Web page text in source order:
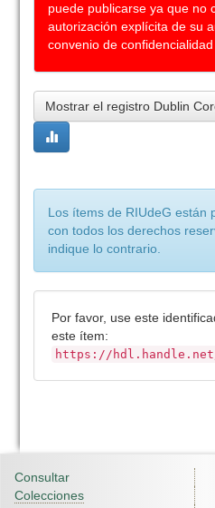
puede publicarse ya que no
autorización explícita de su
convenio de confidencialidad
Mostrar el registro Dublin
Los ítems de RIUdeG están
con todos los derechos
indique lo contrario.
Por favor, use este
este ítem:
https://hdl.handle.net/
Consultar
Colecciones